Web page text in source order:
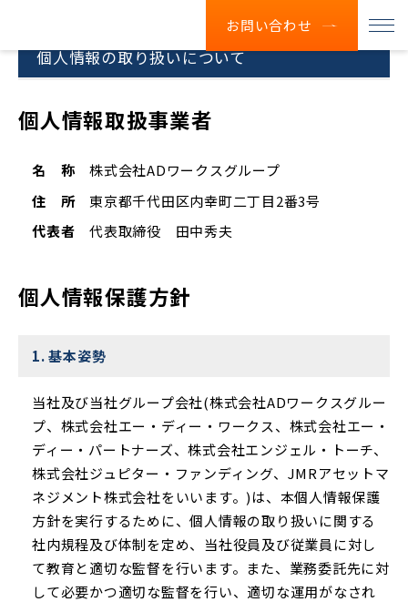
お問い合わせ
個人情報の取り扱いについて
個人情報取扱事業者
名 称 株式会社ADワークスグループ
住 所東京都千代田区内幸町二丁目2番3号
代表者 代表取締役 田中秀夫
個人情報保護方針
1. 基本姿勢
当社及び当社グループ会社(株式会社ADワークスグルー
プ、株式会社エー・ディー・ワークス、株式会社エー・
ディー・パートナーズ、株式会社エンジェル・トーチ、
株式会社ジュピター・ファンディング、JMRアセットマ
ネジメント株式会社をいいます。)は、本個人情報保護
方針を実行するために、個人情報の取り扱いに関する
社内規程及び体制を定め、当社役員及び従業員に対し
て教育と適切な監督を行います。また、業務委託先に対
して必要かつ適切な監督を行い、適切な運用がなされ